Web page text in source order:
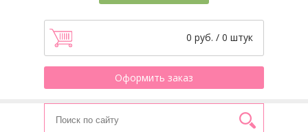
0 руб. / 0 штук
Оформить заказ